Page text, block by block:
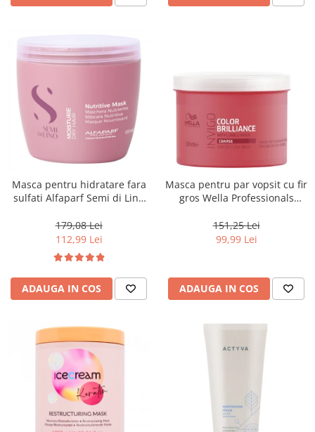
Masca pentru hidratare fara
sulfati Alfaparf Semi di Lino
ml
179,08 Lei
112,99 Lei
ADAUGA IN COS
Masca pentru par vopsit cu fir
gros Wella Professionals
151,25 Lei
99,99 Lei
ADAUGA IN COS